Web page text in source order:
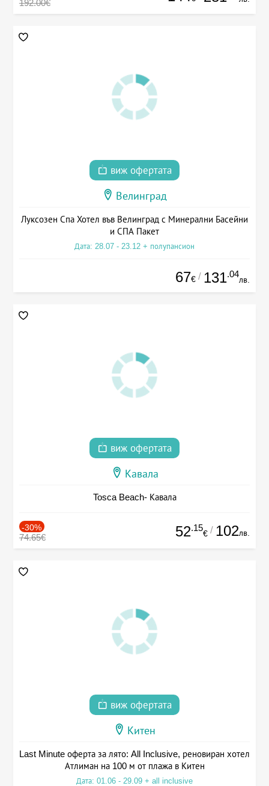
192.00€
виж офертата
Велинград
Луксозен Спа Хотел във Велинград с Минерални Басейни
и СПА Пакет
Дата: 28.07 - 23.12 + полупансион
67€ / 131.04
лв.
виж офертата
Кавала
Tosca Beach- Кавала
-30%
74.65€ 52.15
€ / 102лв.
виж офертата
Китен
Last Minute оферта за лято: All Inclusive, реновиран хотел
Атлиман на 100 м от плажа в Китен
Дата: 01.06 - 29.09 + all inclusive